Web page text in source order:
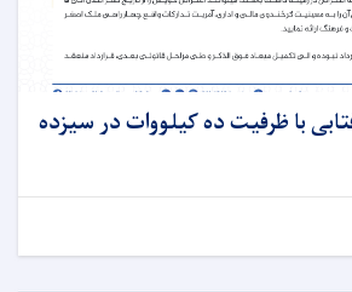
با ظرفیت ده کیلووات در سیزده